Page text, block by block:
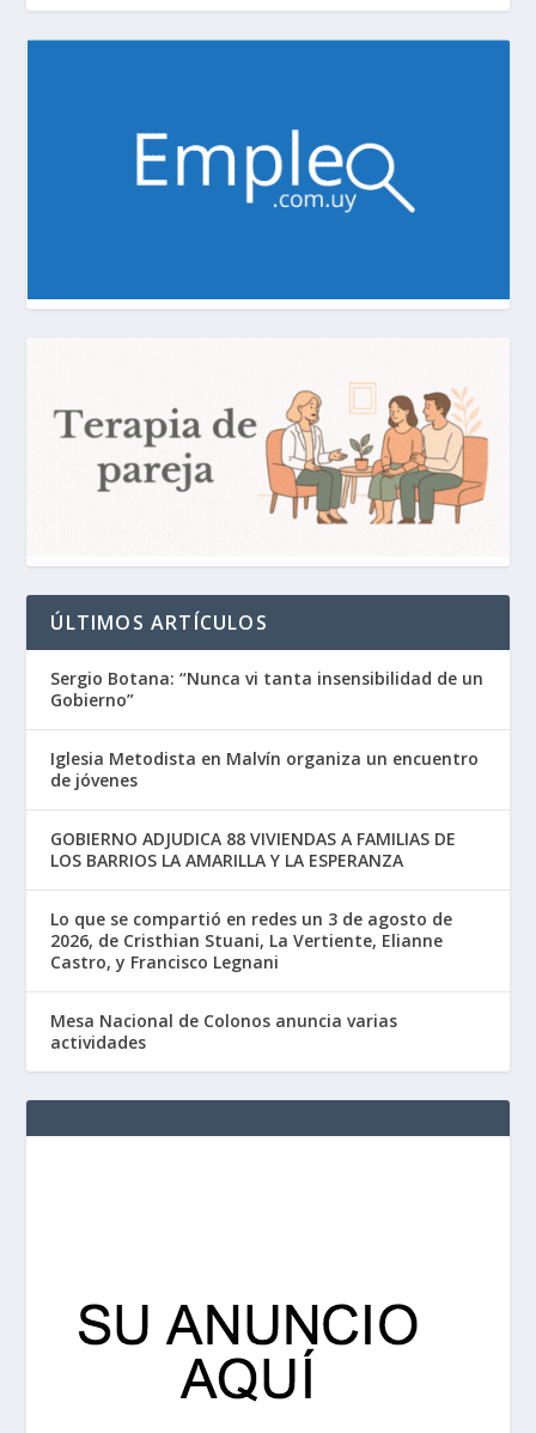
ÚLTIMOS ARTÍCULOS
Sergio Botana: “Nunca vi tanta insensibilidad de un
Gobierno”
Iglesia Metodista en Malvín organiza un encuentro
de jóvenes
GOBIERNO ADJUDICA 88 VIVIENDAS A FAMILIAS DE
LOS BARRIOS LA AMARILLA Y LA ESPERANZA
Lo que se compartió en redes un 3 de agosto de
2026, de Cristhian Stuani, La Vertiente, Elianne
Castro, y Francisco Legnani
Mesa Nacional de Colonos anuncia varias
actividades